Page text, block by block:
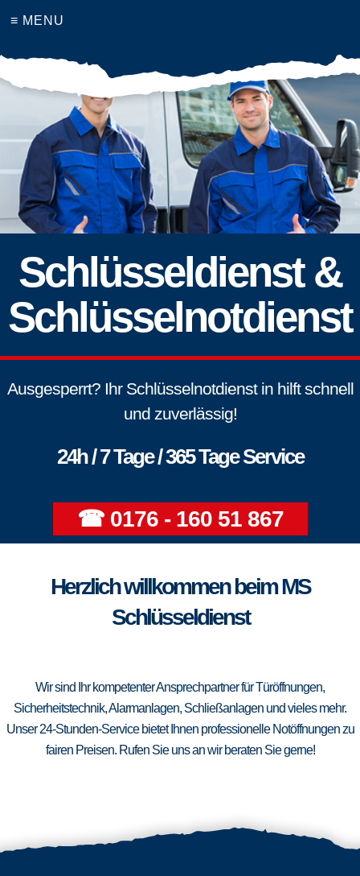
≡ MENU
Schlüsseldienst &
Schlüsselnotdienst
Ausgesperrt? Ihr Schlüsselnotdienst in hilft schnell
und zuverlässig!
24h / 7 Tage / 365 Tage Service
☎ 0176 - 160 51 867
Herzlich willkommen beim MS
Schlüsseldienst
Wir sind Ihr kompetenter Ansprechpartner für Türöffnungen,
Sicherheitstechnik, Alarmanlagen, Schließanlagen und vieles mehr.
Unser 24-Stunden-Service bietet Ihnen professionelle Notöffnungen zu
fairen Preisen. Rufen Sie uns an wir beraten Sie gerne!